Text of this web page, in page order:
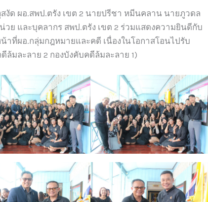
งัด ผอ.สพป.ตรัง เขต 2 นายปรีชา หมีนคลาน นายภูวดล
วย และบุคลากร สพป.ตรัง เขต 2 ร่วมแสดงความยินดีกับ
ที่ผอ.กลุ่มกฎหมายและคดี เนื่องในโอกาสโอนไปรับ
มละลาย 2 กองบังคับคดีล้มละลาย 1)